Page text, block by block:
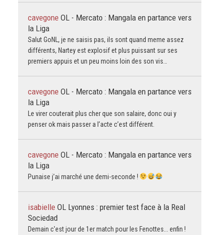
cavegone OL - Mercato : Mangala en partance vers
la Liga
Salut GoNL, je ne saisis pas, ils sont quand meme assez
différents, Nartey est explosif et plus puissant sur ses
premiers appuis et un peu moins loin des son vis…
cavegone OL - Mercato : Mangala en partance vers
la Liga
Le virer couterait plus cher que son salaire, donc oui y
penser ok mais passer a l’acte c’est différent.
cavegone OL - Mercato : Mangala en partance vers
la Liga
Punaise j’ai marché une demi-seconde !
isabielle OL Lyonnes : premier test face à la Real
Sociedad
Demain c'est jour de 1er match pour les Fenottes... enfin !